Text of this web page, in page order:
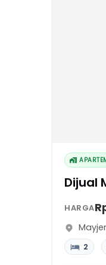
Dijual
HARGA
2